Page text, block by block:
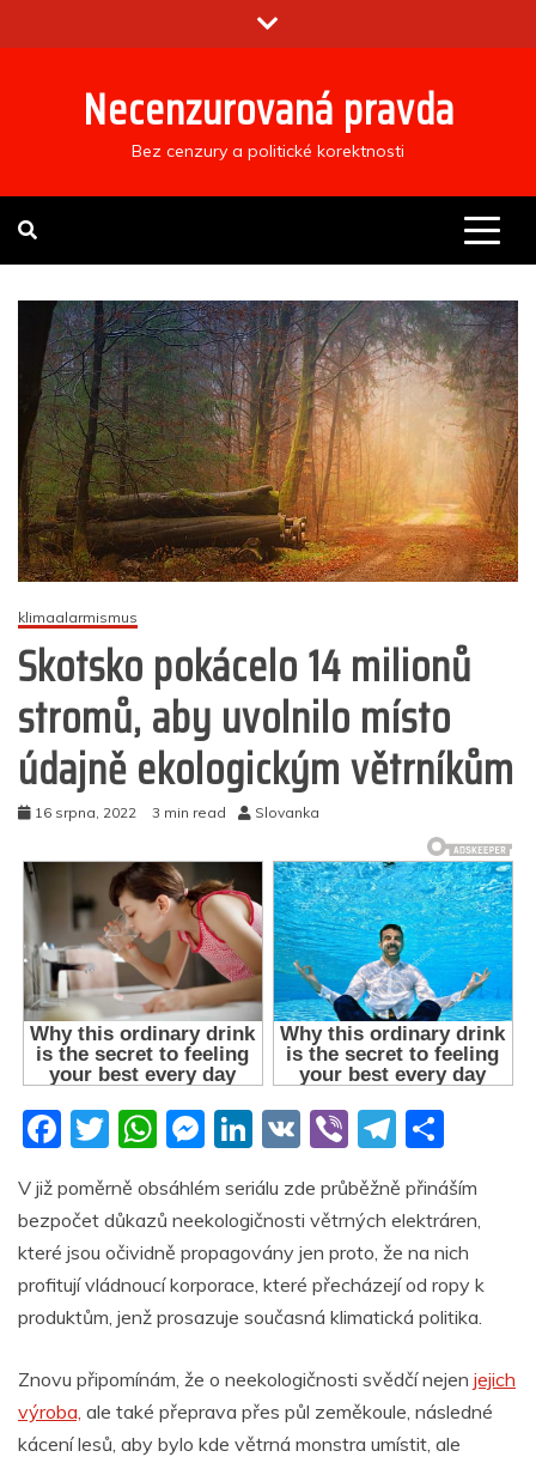
to
Necenzurovaná pravda
Bez cenzury a politické korektnosti
klimaalarmismus
Skotsko pokácelo 14 milionů
stromů, aby uvolnilo místo
údajně ekologickým větrníkům
16 srpna, 2022 3 min read Slovanka
F
c
e
b
o
k
T
w
itt
er
W
at
s
A
p
M
ss
e
n
g
Li
k
e
dI
n
V
Vi
b
er
T
el
e
gr
a
m
h
ar
e
V již poměrně obsáhlém seriálu zde průběžně přináším
bezpočet důkazů neekologičnosti větrných elektráren,
které jsou očividně propagovány jen proto, že na nich
profitují vládnoucí korporace, které přecházejí od ropy k
produktům, jenž prosazuje současná klimatická politika.
Znovu připomínám, že o neekologičnosti svědčí nejen jejich
výroba, ale také přeprava přes půl zeměkoule, následné
kácení lesů, aby bylo kde větrná monstra umístit, ale